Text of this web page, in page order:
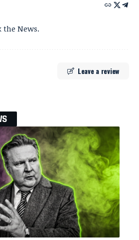
the News.
Leave a review